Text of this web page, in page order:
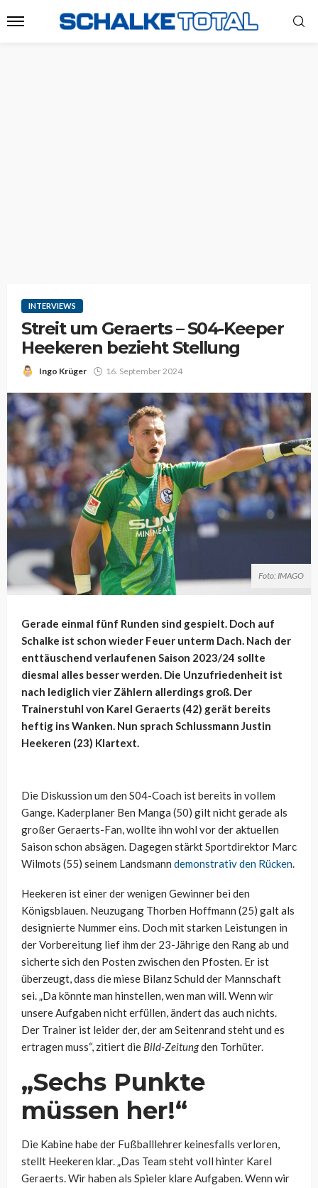
INTERVIEWS
Streit um Geraerts – S04-Keeper
Heekeren bezieht Stellung
Ingo Krüger 16. September 2024
Foto: IMAGO
Gerade einmal fünf Runden sind gespielt. Doch auf
Schalke ist schon wieder Feuer unterm Dach. Nach der
enttäuschend verlaufenen Saison 2023/24 sollte
diesmal alles besser werden. Die Unzufriedenheit ist
nach lediglich vier Zählern allerdings groß. Der
Trainerstuhl von Karel Geraerts (42) gerät bereits
heftig ins Wanken. Nun sprach Schlussmann Justin
Heekeren (23) Klartext.
Die Diskussion um den S04-Coach ist bereits in vollem
Gange. Kaderplaner Ben Manga (50) gilt nicht gerade als
großer Geraerts-Fan, wollte ihn wohl vor der aktuellen
Saison schon absägen. Dagegen stärkt Sportdirektor Marc
Wilmots (55) seinem Landsmann demonstrativ den Rücken.
Heekeren ist einer der wenigen Gewinner bei den
Königsblauen. Neuzugang Thorben Hoffmann (25) galt als
designierte Nummer eins. Doch mit starken Leistungen in
der Vorbereitung lief ihm der 23-Jährige den Rang ab und
sicherte sich den Posten zwischen den Pfosten. Er ist
überzeugt, dass die miese Bilanz Schuld der Mannschaft
sei. „Da könnte man hinstellen, wen man will. Wenn wir
unsere Aufgaben nicht erfüllen, ändert das auch nichts.
Der Trainer ist leider der, der am Seitenrand steht und es
ertragen muss“, zitiert die Bild-Zeitungden Torhüter.
„Sechs Punkte
müssen her!“
Die Kabine habe der Fußballlehrer keinesfalls verloren,
stellt Heekeren klar. „Das Team steht voll hinter Karel
Geraerts. Wir haben als Spieler klare Aufgaben. Wenn wir